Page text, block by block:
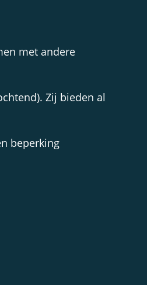
met andere
Zij bieden al
beperking